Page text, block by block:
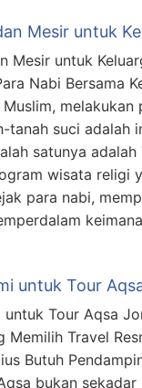
Mesir untuk
Mesir untuk
Nabi Bersama
melakukan
tanah suci adalah
satunya
wisata religi
para nabi,
untuk Tour
untuk Tour Aqsa
Memilih Travel
Butuh
bukan